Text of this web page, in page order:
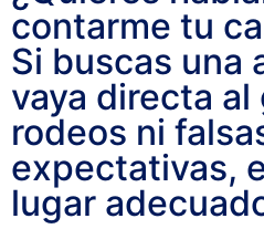
contarme tu
Si buscas una
vaya directa al
rodeos ni
expectativas,
lugar